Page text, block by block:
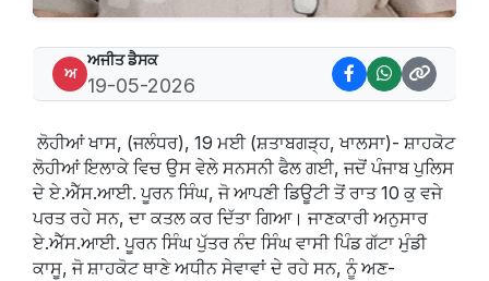
ਅ
ਅਜੀਤ ਡੈਸਕ
19-05-2026
ਲੋਹੀਆਂ ਖਾਸ, (ਜਲੰਧਰ), 19 ਮਈ (ਸ਼ਤਾਬਗੜ੍ਹ, ਖਾਲਸਾ)- ਸ਼ਾਹਕੋਟ
ਲੋਹੀਆਂ ਇਲਾਕੇ ਵਿਚ ਉਸ ਵੇਲੇ ਸਨਸਨੀ ਫੈਲ ਗਈ, ਜਦੋਂ ਪੰਜਾਬ ਪੁਲਿਸ
ਦੇ ਏ.ਐੱਸ.ਆਈ. ਪੂਰਨ ਸਿੰਘ, ਜੋ ਆਪਣੀ ਡਿਊਟੀ ਤੋਂ ਰਾਤ 10 ਕੁ ਵਜੇ
ਪਰਤ ਰਹੇ ਸਨ, ਦਾ ਕਤਲ ਕਰ ਦਿੱਤਾ ਗਿਆ। ਜਾਣਕਾਰੀ ਅਨੁਸਾਰ
ਏ.ਐੱਸ.ਆਈ. ਪੂਰਨ ਸਿੰਘ ਪੁੱਤਰ ਨੰਦ ਸਿੰਘ ਵਾਸੀ ਪਿੰਡ ਗੱਟਾ ਮੁੰਡੀ
ਕਾਸੂ, ਜੋ ਸ਼ਾਹਕੋਟ ਥਾਣੇ ਅਧੀਨ ਸੇਵਾਵਾਂ ਦੇ ਰਹੇ ਸਨ, ਨੂੰ ਅਣ-